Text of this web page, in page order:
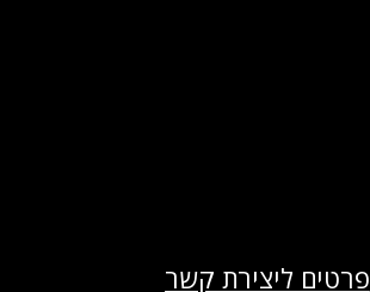
פרטים ליצירת קשר